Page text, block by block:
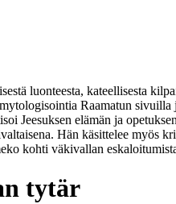
luonteesta, kateellisesta
Raamatun
Jeesuksen elämän ja
Hän käsittelee myös
kohti väkivallan
tytär